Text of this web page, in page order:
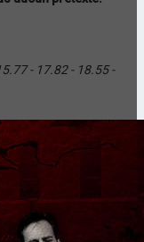
- 17.82 - 18.55 -